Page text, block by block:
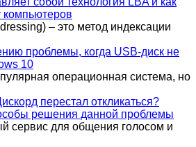
компьютеров
– это метод индексации
проблемы, когда USB-диск не
10
операционная система, но
перестал откликаться?
решения данной проблемы
сервис для общения голосом и